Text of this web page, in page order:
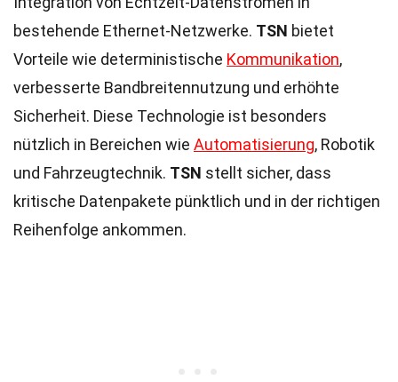
bestehende Ethernet-Netzwerke. TSN bietet
Vorteile wie deterministische Kommunikation,
verbesserte Bandbreitennutzung und erhöhte
Sicherheit. Diese Technologie ist besonders
nützlich in Bereichen wie Automatisierung, Robotik
und Fahrzeugtechnik. TSN stellt sicher, dass
kritische Datenpakete pünktlich und in der richtigen
Reihenfolge ankommen.